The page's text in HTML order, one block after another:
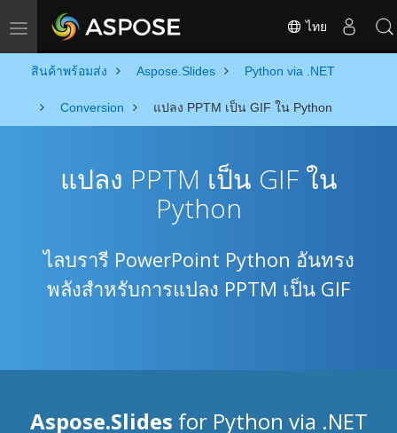
Toggle navigation ไทย
สินค้าพร้อมส่ง Aspose.Slides Python via .NET
Conversion แปลง PPTM เป็น GIF ใน Python
แปลง PPTM เป็น GIF ใน
Python
ไลบรารี PowerPoint Python อันทรง
พลังสำหรับการแปลง PPTM เป็น GIF
Aspose.Slides for Python via .NET